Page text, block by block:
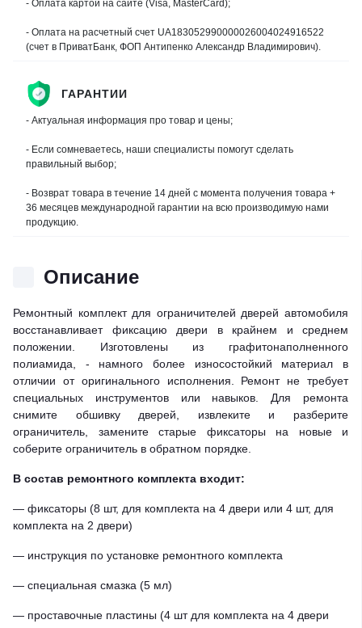
Описание
Ремонтный комплект для ограничителей дверей автомобиля
восстанавливает фиксацию двери в крайнем и среднем
положении. Изготовлены из графитонаполненного
полиамида, - намного более износостойкий материал в
отличии от оригинального исполнения. Ремонт не требует
специальных инструментов или навыков. Для ремонта
снимите обшивку дверей, извлеките и разберите
ограничитель, замените старые фиксаторы на новые и
соберите ограничитель в обратном порядке.
В состав ремонтного комплекта входит:
— фиксаторы (8 шт, для комплекта на 4 двери или 4 шт, для
комплекта на 2 двери)
— инструкция по установке ремонтного комплекта
— специальная смазка (5 мл)
— проставочные пластины (4 шт для комплекта на 4 двери
- Оплата картой на сайте (Visa, MasterCard);
- Оплата на расчетный счет UA183052990000026004024916522
(счет в ПриватБанк, ФОП Антипенко Александр Владимирович).
ГАРАНТИИ
- Актуальная информация про товар и цены;
- Если сомневаетесь, наши специалисты помогут сделать
правильный выбор;
- Возврат товара в течение 14 дней с момента получения товара +
36 месяцев международной гарантии на всю производимую нами
продукцию.